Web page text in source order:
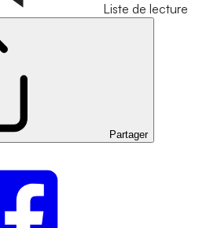
Liste de lecture
Partager